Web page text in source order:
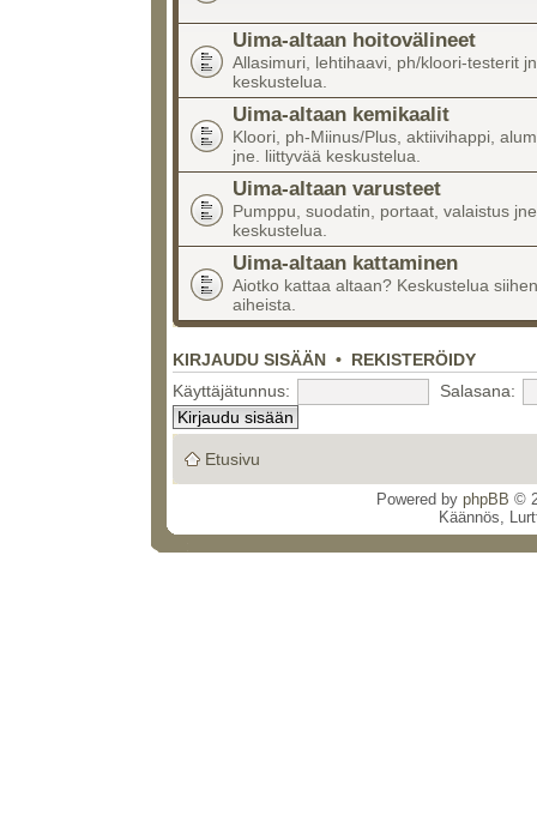
Uima-altaan hoitovälineet
Allasimuri, lehtihaavi, ph/kloori-testerit
keskustelua.
Uima-altaan kemikaalit
Kloori, ph-Miinus/Plus, aktiivihappi,
jne. liittyvää keskustelua.
Uima-altaan varusteet
Pumppu, suodatin, portaat, valaistus
keskustelua.
Uima-altaan kattaminen
Aiotko kattaa altaan? Keskustelua
aiheista.
KIRJAUDU SISÄÄN • REKISTERÖIDY
Käyttäjätunnus: Salasana:
Etusivu
Powered by phpBB ©
Käännös,